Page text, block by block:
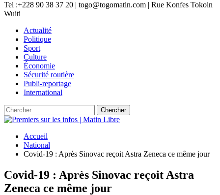
Tel :+228 90 38 37 20 | togo@togomatin.com | Rue Konfes Tokoin
Wuiti
Actualité
Politique
Sport
Culture
Économie
Sécurité routière
Publi-reportage
International
Accueil
National
Covid-19 : Après Sinovac reçoit Astra Zeneca ce même jour
Covid-19 : Après Sinovac reçoit Astra
Zeneca ce même jour